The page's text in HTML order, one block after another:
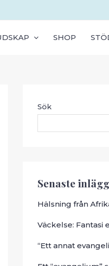
SHOP
Sök
Senaste
Hälsning från
Väckelse: Fantasi
“Ett annat